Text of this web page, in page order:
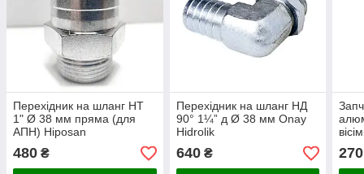
Перехідник на шланг НТ
1" Ø 38 мм пряма (для
АПН) Hiposan
480 ₴
Перехідник на шланг НД
90° 1¼” д Ø 38 мм Onay
Hidrolik
640₴ 270